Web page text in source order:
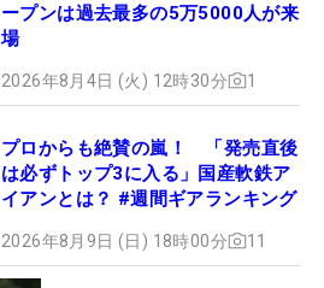
ープンは過去最多の5万5000人が来
場
2026年8月4日 (火) 12時30分 1
プロからも絶賛の嵐！ 「発売直後
は必ずトップ3に入る」国産軟鉄ア
イアンとは？ #週間ギアランキング
2026年8月9日 (日) 18時00分 11